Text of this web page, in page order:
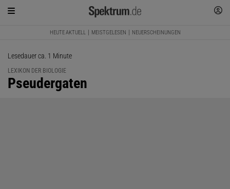
HEUTE AKTUELL MEISTGELESEN NEUERSCHEINUNGEN
Lesedauer ca. 1 Minute
LEXIKON DER BIOLOGIE
:
Pseudergaten